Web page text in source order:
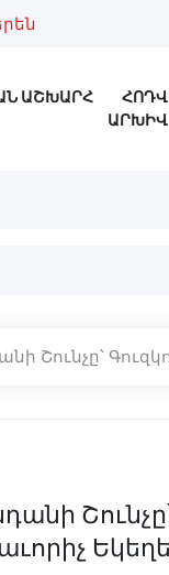
ԱՇԽԱՐՀ
ԱՐԽԻՎ
Շունչը՝